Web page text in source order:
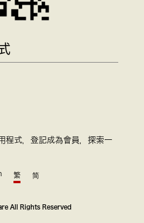
程式，登記成為會員，探索一
繁 简
All Rights Reserved